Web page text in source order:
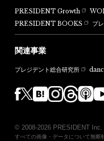
PRESIDENT Growth
PRESIDENT BOOKS
プ
関連事業
プレジデント総合研究所
© 2008-2026 PRESIDENT Inc.
すべての画像・データについて無断